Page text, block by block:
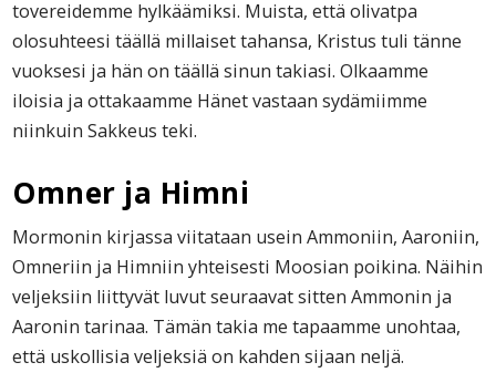
tovereidemme hylkäämiksi. Muista, että olivatpa
olosuhteesi täällä millaiset tahansa, Kristus tuli tänne
vuoksesi ja hän on täällä sinun takiasi. Olkaamme
iloisia ja ottakaamme Hänet vastaan sydämiimme
niinkuin Sakkeus teki.
Omner ja Himni
Mormonin kirjassa viitataan usein Ammoniin, Aaroniin,
Omneriin ja Himniin yhteisesti Moosian poikina. Näihin
veljeksiin liittyvät luvut seuraavat sitten Ammonin ja
Aaronin tarinaa. Tämän takia me tapaamme unohtaa,
että uskollisia veljeksiä on kahden sijaan neljä.